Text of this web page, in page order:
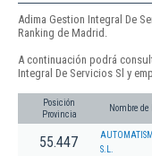
Adima Gestion Integral De
Ranking de Madrid.
A continuación podrá
Integral De Servicios Sl y
Posición
Provincia
Nombre
55.447
S.L.